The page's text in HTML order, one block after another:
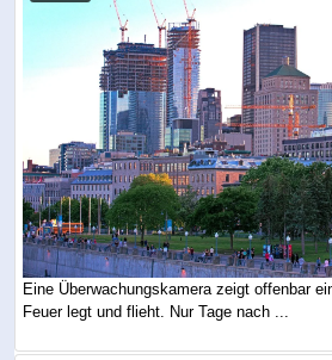
Eine Überwachungskamera zeigt offenbar
Feuer legt und flieht. Nur Tage nach ...